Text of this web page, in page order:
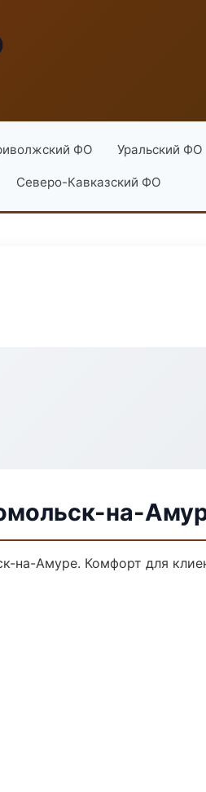
ФО Уральский ФО
Северо-Кавказский ФО
на-
Амуре. Комфорт для